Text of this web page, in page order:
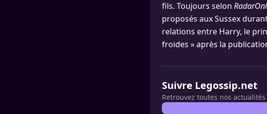
fils. Toujours selon
proposés aux Sussex
relations entre Harry, le
froides » après la
Suivre Legossip.net
Retrouvez toutes nos